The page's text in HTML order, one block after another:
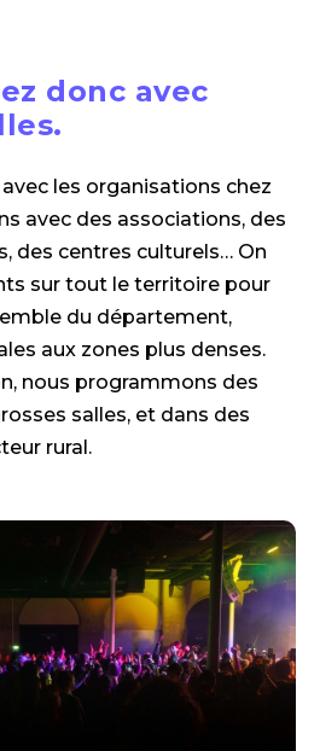
donc avec
les organisations chez
avec des associations, des
des centres culturels… On
sur tout le territoire pour
du département,
aux zones plus denses.
nous programmons des
salles, et dans des
rural.